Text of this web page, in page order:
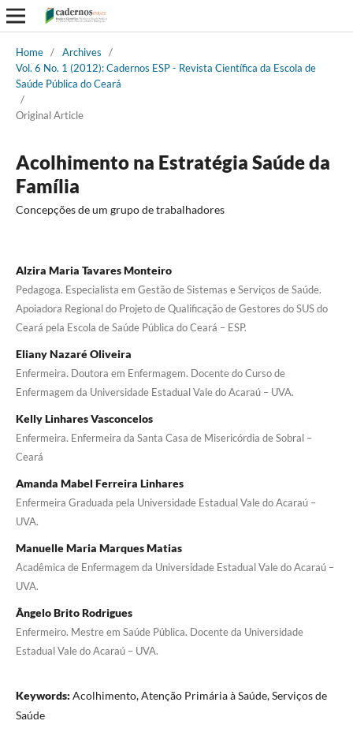
Home / Archives
/
Vol. 6 No. 1 (2012): Cadernos ESP - Revista Cientí­fica da Escola de
Saúde Pública do Ceará
/
Original Article
Acolhimento na Estratégia Saúde da
Família
Concepções de um grupo de trabalhadores
Alzira Maria Tavares Monteiro
Pedagoga. Especialista em Gestão de Sistemas e Serviços de Saúde.
Apoiadora Regional do Projeto de Qualificação de Gestores do SUS do
Ceará pela Escola de Saúde Pública do Ceará – ESP.
Eliany Nazaré Oliveira
Enfermeira. Doutora em Enfermagem. Docente do Curso de
Enfermagem da Universidade Estadual Vale do Acaraú – UVA.
Kelly Linhares Vasconcelos
Enfermeira. Enfermeira da Santa Casa de Misericórdia de Sobral –
Ceará
Amanda Mabel Ferreira Linhares
Enfermeira Graduada pela Universidade Estadual Vale do Acaraú –
UVA.
Manuelle Maria Marques Matias
Acadêmica de Enfermagem da Universidade Estadual Vale do Acaraú –
UVA.
Ângelo Brito Rodrigues
Enfermeiro. Mestre em Saúde Pública. Docente da Universidade
Estadual Vale do Acaraú – UVA.
Keywords: Acolhimento, Atenção Primária à Saúde, Serviços de
Saúde